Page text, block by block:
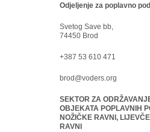
Odjeljenje za poplavno
Svetog Save bb,
74450 Brod
+387 53 610 471
brod@voders.org
SEKTOR ZA
OBJEKATA POPLAVNIH
NOŽIČKE RAVNI,
RAVNI